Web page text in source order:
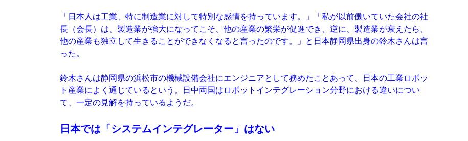
「日本人は工業、特に制造業に対して特別な感情を持っています。」「私が以前働いていた会社の社
長（会長）は、製造業が強大になってこそ、他の産業の繁栄が促進でき、逆に、製造業が衰えたら、
他の産業も独立して生きることができなくなると言ったのです。」と日本静岡県出身の鈴木さんは言
った。
鈴木さんは静岡県の浜松市の機械設備会社にエンジニアとして務めたことあって、日本の工業ロボッ
ト産業によく通じているという。日中両国はロボットインテグレーション分野における違いについ
て、一定の見解を持っているようだ。
日本では「システムインテグレーター」はない